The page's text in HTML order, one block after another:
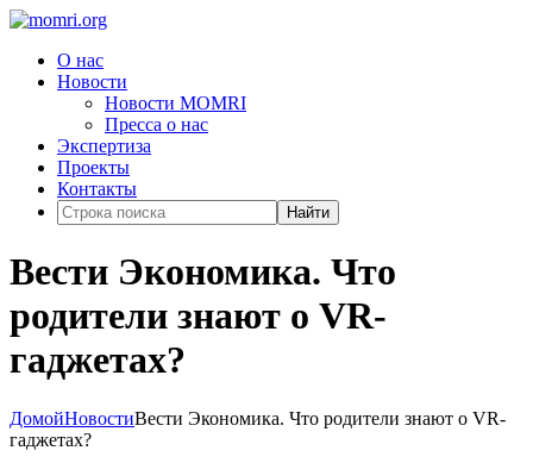
О нас
Новости
Новости MOMRI
Пресса о нас
Экспертиза
Проекты
Контакты
Найти
Вести Экономика. Что
родители знают о VR-
гаджетах?
ДомойНовостиВести Экономика. Что родители знают о VR-
гаджетах?